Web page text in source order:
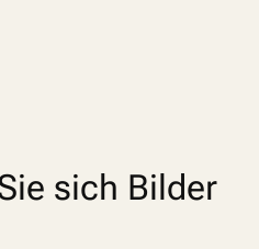
sich Bilder